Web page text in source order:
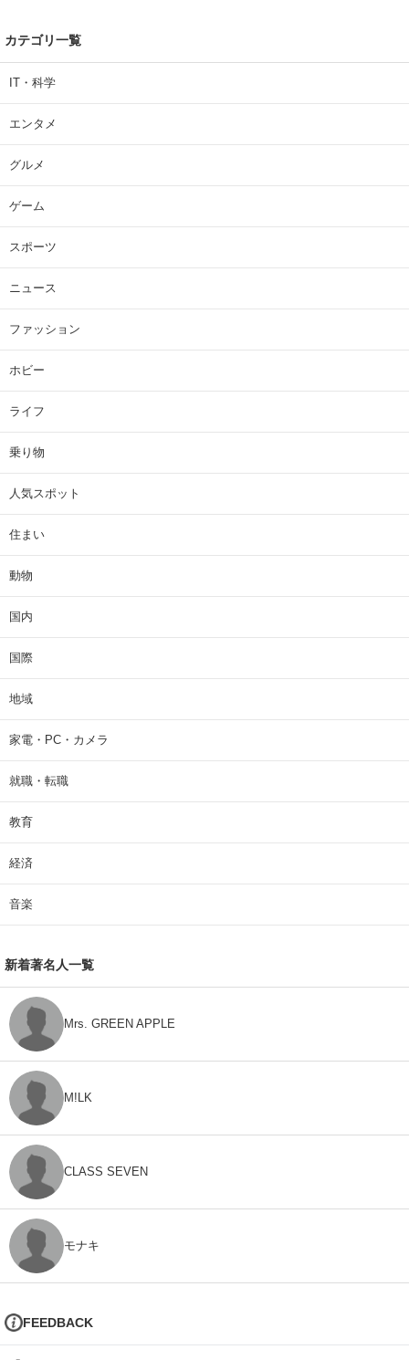
カテゴリ一覧
IT・科学
エンタメ
グルメ
ゲーム
スポーツ
ニュース
ファッション
ホビー
ライフ
乗り物
人気スポット
住まい
動物
国内
国際
地域
家電・PC・カメラ
就職・転職
教育
経済
音楽
新着著名人一覧
Mrs. GREEN APPLE
M!LK
CLASS SEVEN
モナキ
FEEDBACK